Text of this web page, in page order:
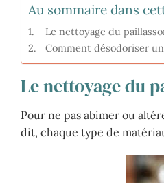
Au sommaire dans
Le nettoyage du
Comment désodoriser
Le nettoyage du
Pour ne pas abimer ou
dit, chaque type de